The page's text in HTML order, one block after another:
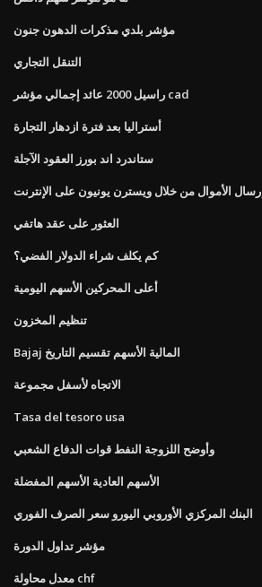
مؤشر بلدي مذكرات الدهون جنون
التنقل التجاري
راسيل 2000 عائد إجمالي مؤشر cad
أستراليا بعد فترة ازدهار التجارة
ستاندرد اند بورز العقود الآجلة
الأموال من خلال ويسترن يونيون على الإنترنت
العثور على عقد هاتفي
كم يكلف شراء الدولار الفضي؟
أعلى المحركين الأسهم اليومية
تنظيم المخزون
Bajaj المالية الأسهم تقسيم التاريخ
الاتجاه لأسفل مجموعة
Tasa del tesoro usa
وأوضح اللزوجة النفط قوات الدفاع الشعبي
الأسهم العادية الأسهم المفضلة
البنك المركزي الأوروبي اليورو سعر الصرف الفوري
مؤشر تداول الدورة
معدل محاولة chf